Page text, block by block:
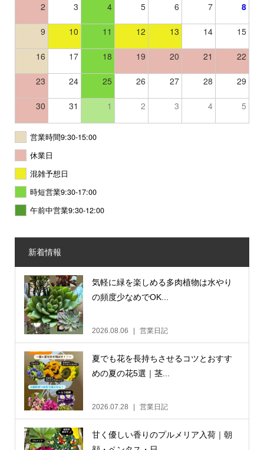
2 3 4 5 6 7 8
9 10 11 12 13 14 15
16 17 18 19 20 21 22
23 24 25 26 27 28 29
30 31 1 2 3 4 5
営業時間9:30-15:00
休業日
混雑予想日
時短営業9:30-17:00
午前中営業9:30-12:00
新着情報
気軽に緑を楽しめる多肉植物は水やり
の頻度少なめでOK...
2026.08.06 営業日記
夏でも花を長持ちさせるコツとおすす
めの夏の花5選｜茎...
2026.07.28 営業日記
甘く優しい香りのプルメリア入荷｜朝